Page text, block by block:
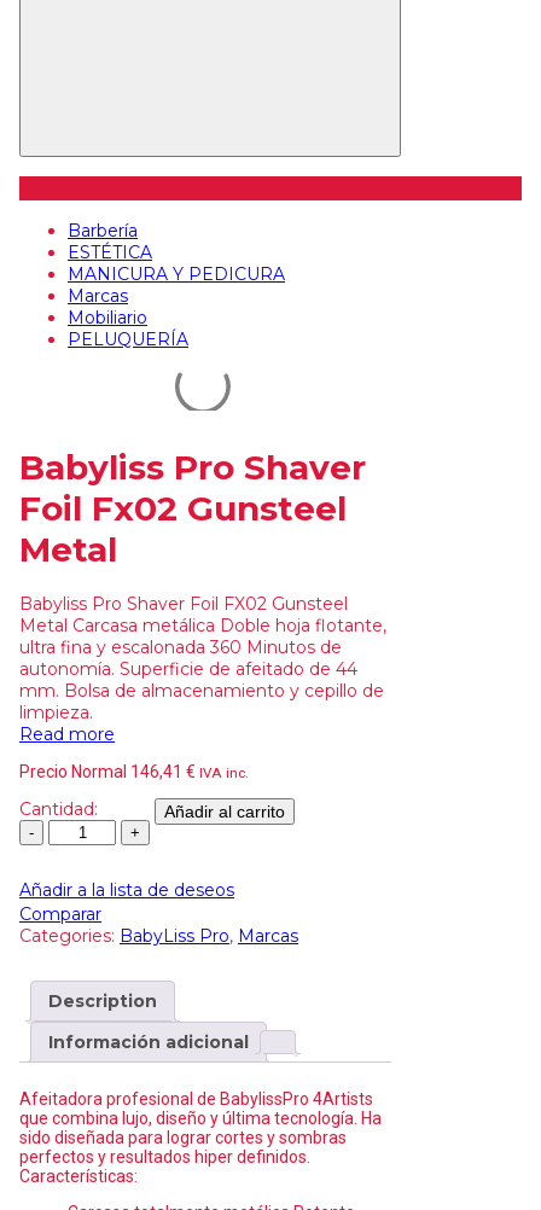
Barbería
ESTÉTICA
MANICURA Y PEDICURA
Marcas
Mobiliario
PELUQUERÍA
Babyliss Pro Shaver
Foil Fx02 Gunsteel
Metal
Babyliss Pro Shaver Foil FX02 Gunsteel
Metal Carcasa metálica Doble hoja flotante,
ultra fina y escalonada 360 Minutos de
autonomía. Superficie de afeitado de 44
mm. Bolsa de almacenamiento y cepillo de
limpieza.
Read more
Precio Normal 146,41 € IVA inc.
Cantidad: Añadir al carrito
Añadir a la lista de deseos
Comparar
Categories: BabyLiss Pro, Marcas
Description
Información adicional
Afeitadora profesional de BabylissPro 4Artists
que combina lujo, diseño y última tecnología. Ha
sido diseñada para lograr cortes y sombras
perfectos y resultados hiper definidos.
Características: